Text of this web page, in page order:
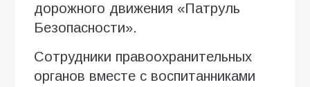
дорожного движения «Патруль
Безопасности».
Сотрудники правоохранительных
органов вместе с воспитанниками